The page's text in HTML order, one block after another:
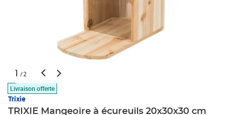
1 /2
Livraison offerte
Trixie
TRIXIE Mangeoire à écureuils 20x30x30 cm